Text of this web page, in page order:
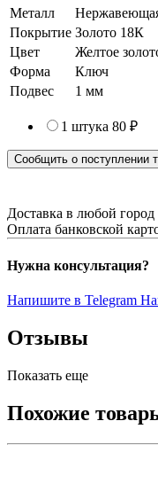
Металл
Покрытие Золото 18К
Цвет
Желтое
Форма
Ключ
Подвес
1 мм
1 штука 80 ₽
Сообщить о поступлении
Доставка в любой город
Оплата банковской
Нужна консультация?
Напишите в Telegram
Отзывы
Показать еще
Похожие